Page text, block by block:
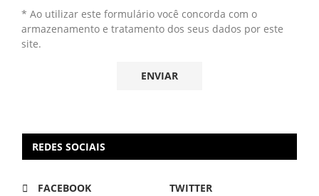
* Ao utilizar este formulário você concorda com o
armazenamento e tratamento dos seus dados por este
site.
REDES SOCIAIS
FACEBOOK
TWITTER